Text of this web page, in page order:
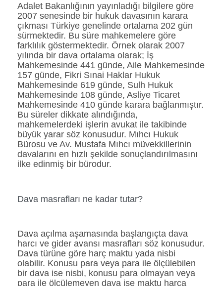
Adalet Bakanlığının yayınladığı bilgilere göre
2007 senesinde bir hukuk davasının karara
çıkması Türkiye genelinde ortalama 202 gün
sürmektedir. Bu süre mahkemelere göre
farklılık göstermektedir. Örnek olarak 2007
yılında bir dava ortalama olarak; İş
Mahkemesinde 441 günde, Aile Mahkemesinde
157 günde, Fikri Sınai Haklar Hukuk
Mahkemesinde 619 günde, Sulh Hukuk
Mahkemesinde 108 günde, Asliye Ticaret
Mahkemesinde 410 günde karara bağlanmıştır.
Bu süreler dikkate alındığında,
mahkemelerdeki işlerin avukat ile takibinde
büyük yarar söz konusudur. Mıhcı Hukuk
Bürosu ve Av. Mustafa Mıhcı müvekkillerinin
davalarını en hızlı şekilde sonuçlandırılmasını
ilke edinmiş bir bürodur.
Dava masrafları ne kadar tutar?
Dava açılma aşamasında başlangıçta dava
harcı ve gider avansı masrafları söz konusudur.
Dava türüne göre harç maktu yada nisbi
olabilir. Konusu para veya para ile ölçülebilen
bir dava ise nisbi, konusu para olmayan veya
para ile ölçülemeyen dava ise maktu harca